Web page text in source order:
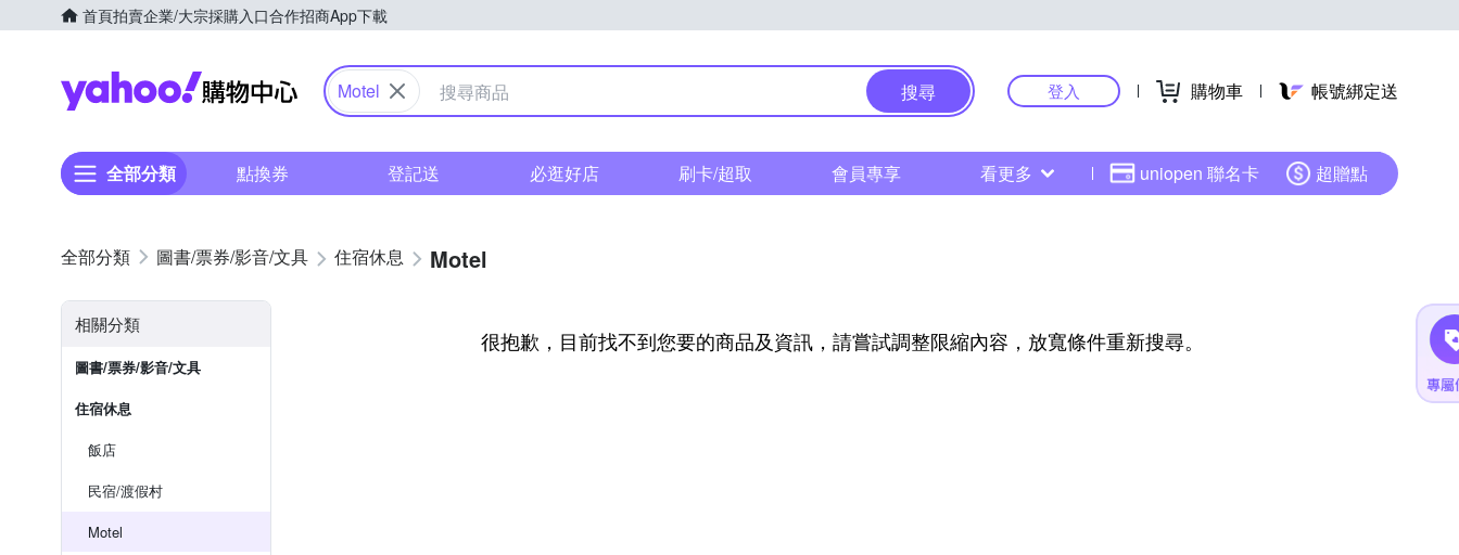
首頁拍賣企業/大宗採購入口合作招商App下載
Yahoo購物中心
Motel 搜尋 登入 購物車 帳號綁定送
全部分類 點換券 登記送 必逛好店 刷卡/超取 會員專享 看更多 uniopen 聯名卡 超贈點
圖書/票券/影音/文具 住宿休息 Motel
相關分類
圖書/票券/影音/文具
住宿休息
飯店
民宿/渡假村
Motel
很抱歉，目前找不到您要的商品及資訊，請嘗試調整限縮內容，放寬條件重新搜尋。